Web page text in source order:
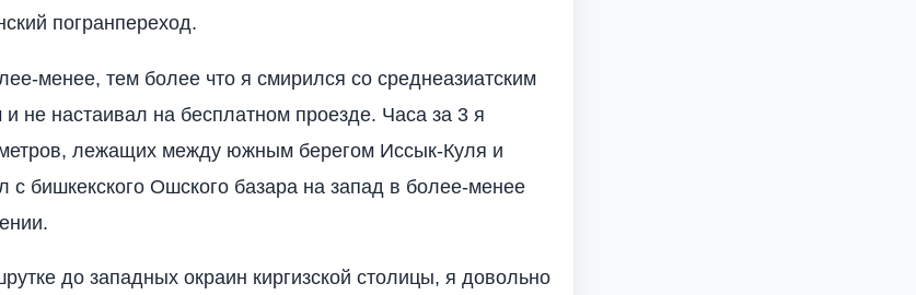
погранпереход.
менее, тем более что я смирился со среднеазиатским
не настаивал на бесплатном проезде. Часа за 3 я
лежащих между южным берегом Иссык-Куля и
с бишкекского Ошского базара на запад в более-менее
до западных окраин киргизской столицы, я довольно